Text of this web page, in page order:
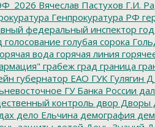
Вячеслав Пастухов Г.И.
Генпрокуратура РФ
федеральный инспектор
голосование голубая сорока
вода горячая линия
грабеж град граница
губернатор ЕАО ГУК Гулягин Д
ГУ Банка России
контроль двор Дворы
дело Ельчина демография